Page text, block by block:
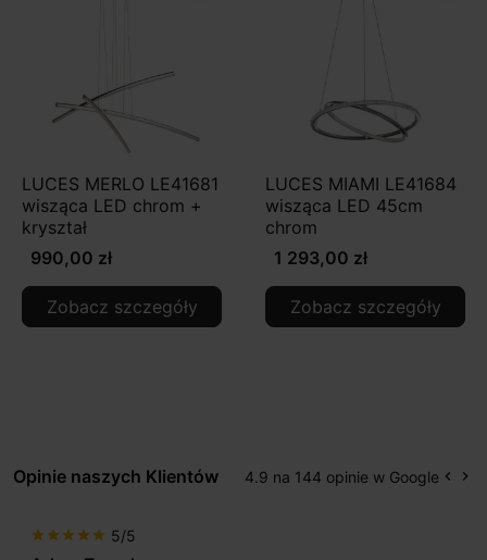
LUCES MERLO LE41681
wisząca LED chrom +
kryształ
990,00 zł
Zobacz szczegóły
LUCES MIAMI LE41684
wisząca LED 45cm
chrom
1 293,00 zł
Zobacz szczegóły
Opinie naszych Klientów 4.9 na 144 opinie w Google keyboard_arrow_left keyboard_arrow_right
star star star star star 5/5